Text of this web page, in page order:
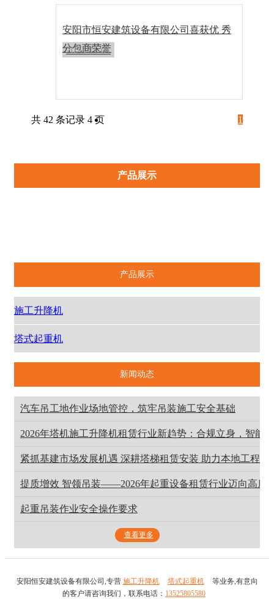
安阳市恒安建筑设备有限公司喜获优 秀
分包商荣誉
2023-11-01
共 42 条记录 4 页
1
3
产品展示
产品展示
施工升降机
塔式起重机
新闻动态
汽车吊工地作业场地管控，筑牢吊装施工安全基础
2026年塔机施工升降机租赁行业新趋势：合规立身，智能
紧抓基建市场发展机遇 深耕塔梯租赁安装 助力本地工程建
提质增效 智领吊装——2026年起重设备租赁行业迈向高质
起重吊装作业安全操作要求
查看更多
安阳恒安建筑设备有限公司,专营 施工升降机 塔式起重机
等业务,有意向
的客户请咨询我们，联系电话： 13525805580